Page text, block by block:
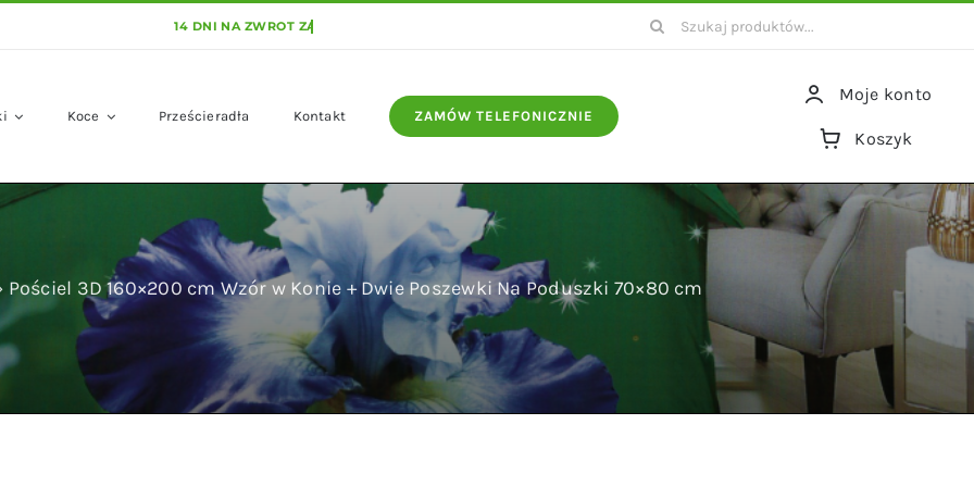
Szukaj
Koce Prześcieradła Kontakt ZAMÓW TELEFONICZNIE
Moje konto
Koszyk
Pościel 3D 160×200 cm Wzór w Konie + Dwie Poszewki Na Poduszki 70×80 cm